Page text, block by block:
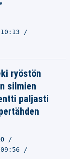
ryöstön
silmien
paljasti